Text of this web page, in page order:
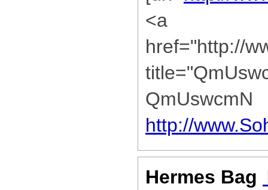
<a
href="http://
QmUswcmN
http://
Hermes Bag